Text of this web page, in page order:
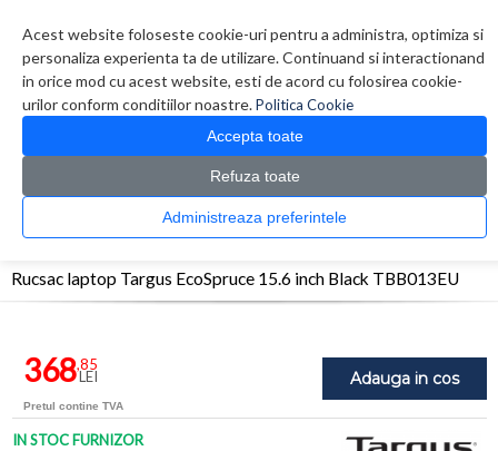
Acest website foloseste cookie-uri pentru a administra, optimiza si
personaliza experienta ta de utilizare. Continuand si interactionand
in orice mod cu acest website, esti de acord cu folosirea cookie-
urilor conform conditiilor noastre.Politica Cookie
Accepta toate
Refuza toate
Administreaza preferintele
0 produs(e)
CATALOG PRODUSE
Accesorii Laptop & Tablete > Genti > Rucsac laptop Targus EcoSpruce
Rucsac laptop Targus EcoSpruce 15.6 inch Black TBB013EU
Adauga in cos
368,85
LEI
Pretul contine TVA
IN STOC FURNIZOR